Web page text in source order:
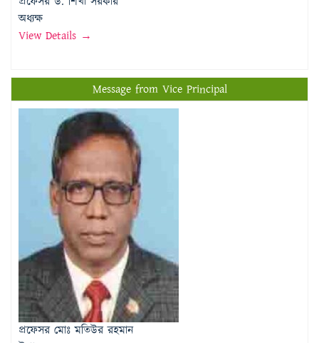
প্রফেসর মোঃ মতিউর রহমান
উপাধ্যক্ষ
View Details →